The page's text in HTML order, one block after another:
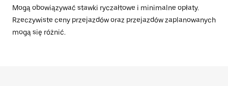
Mogą obowiązywać stawki ryczałtowe i minimalne opłaty.
Rzeczywiste ceny przejazdów oraz przejazdów zaplanowanych
mogą się różnić.